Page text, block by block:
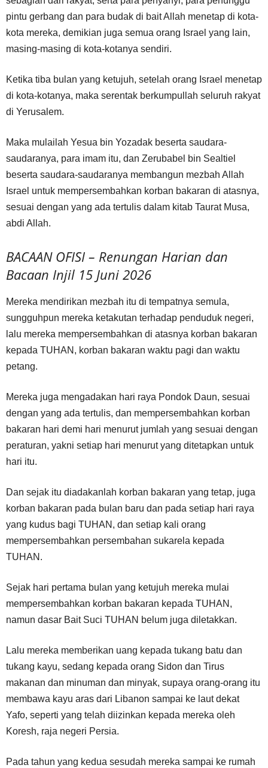
pintu gerbang dan para budak di bait Allah menetap di kota-
kota mereka, demikian juga semua orang Israel yang lain,
masing-masing di kota-kotanya sendiri.
Ketika tiba bulan yang ketujuh, setelah orang Israel menetap
di kota-kotanya, maka serentak berkumpullah seluruh rakyat
di Yerusalem.
Maka mulailah Yesua bin Yozadak beserta saudara-
saudaranya, para imam itu, dan Zerubabel bin Sealtiel
beserta saudara-saudaranya membangun mezbah Allah
Israel untuk mempersembahkan korban bakaran di atasnya,
sesuai dengan yang ada tertulis dalam kitab Taurat Musa,
abdi Allah.
BACAAN OFISI – Renungan Harian dan
Bacaan Injil 15 Juni 2026
Mereka mendirikan mezbah itu di tempatnya semula,
sungguhpun mereka ketakutan terhadap penduduk negeri,
lalu mereka mempersembahkan di atasnya korban bakaran
kepada TUHAN, korban bakaran waktu pagi dan waktu
petang.
Mereka juga mengadakan hari raya Pondok Daun, sesuai
dengan yang ada tertulis, dan mempersembahkan korban
bakaran hari demi hari menurut jumlah yang sesuai dengan
peraturan, yakni setiap hari menurut yang ditetapkan untuk
hari itu.
Dan sejak itu diadakanlah korban bakaran yang tetap, juga
korban bakaran pada bulan baru dan pada setiap hari raya
yang kudus bagi TUHAN, dan setiap kali orang
mempersembahkan persembahan sukarela kepada
TUHAN.
Sejak hari pertama bulan yang ketujuh mereka mulai
mempersembahkan korban bakaran kepada TUHAN,
namun dasar Bait Suci TUHAN belum juga diletakkan.
Lalu mereka memberikan uang kepada tukang batu dan
tukang kayu, sedang kepada orang Sidon dan Tirus
makanan dan minuman dan minyak, supaya orang-orang itu
membawa kayu aras dari Libanon sampai ke laut dekat
Yafo, seperti yang telah diizinkan kepada mereka oleh
Koresh, raja negeri Persia.
Pada tahun yang kedua sesudah mereka sampai ke rumah